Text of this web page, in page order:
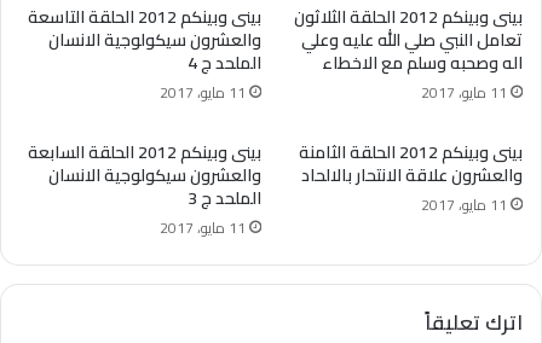
بينى وبينكم 2012 الحلقة الثلاثون
تعامل النبي صلي الله عليه وعلي
اله وصحبه وسلم مع الاخطاء
11 مايو، 2017
بينى وبينكم 2012 الحلقة التاسعة
والعشرون سيكولوجية الانسان
الملحد ج 4
11 مايو، 2017
بينى وبينكم 2012 الحلقة الثامنة
والعشرون علاقة الانتحار بالالحاد
11 مايو، 2017
بينى وبينكم 2012 الحلقة السابعة
والعشرون سيكولوجية الانسان
الملحد ج 3
11 مايو، 2017
اترك تعليقاً